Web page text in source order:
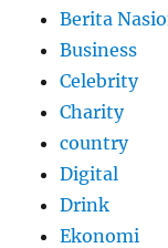
Berita
Business
Celebrity
Charity
country
Digital
Drink
Ekonomi